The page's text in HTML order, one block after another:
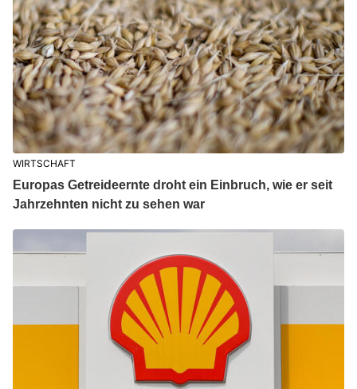
WIRTSCHAFT
Europas Getreideernte droht ein Einbruch, wie er seit
Jahrzehnten nicht zu sehen war